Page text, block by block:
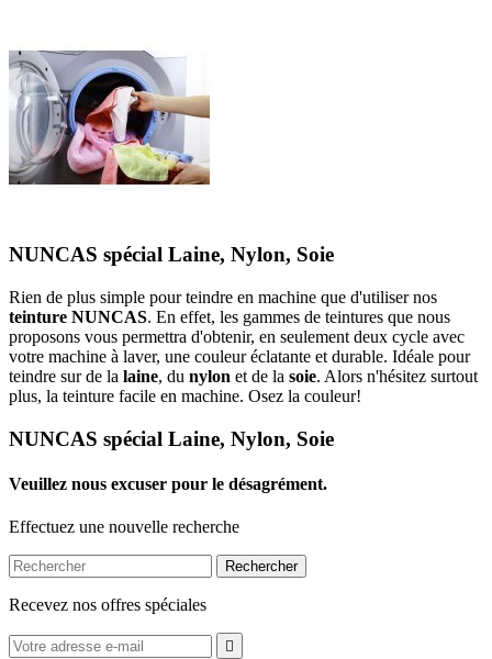
NUNCAS spécial Laine, Nylon, Soie
Rien de plus simple pour teindre en machine que d'utiliser nos
teinture NUNCAS. En effet, les gammes de teintures que nous
proposons vous permettra d'obtenir, en seulement deux cycle avec
votre machine à laver, une couleur éclatante et durable. Idéale pour
teindre sur de la laine, du nylon et de la soie. Alors n'hésitez surtout
plus, la teinture facile en machine. Osez la couleur!
NUNCAS spécial Laine, Nylon, Soie
Veuillez nous excuser pour le désagrément.
Effectuez une nouvelle recherche
Rechercher
Recevez nos offres spéciales
